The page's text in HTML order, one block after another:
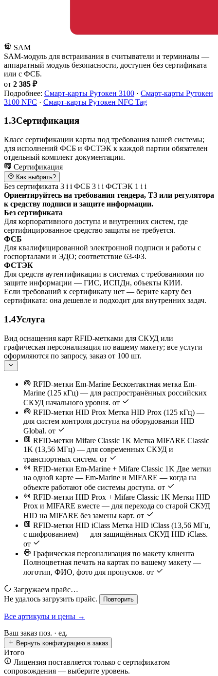
SAM
SAM-модуль для встраивания в считыватели и терминалы —
аппаратный модуль безопасности, доступен без сертификата
или с ФСБ.
от 2 385 ₽
Подробнее: Смарт-карты Рутокен 3100 · Смарт-карты Рутокен
3100 NFC · Смарт-карты Рутокен NFC Tag
1.3Сертификация
Класс сертификации карты под требования вашей системы;
для исполнений ФСБ и ФСТЭК к каждой партии обязателен
отдельный комплект документации.
Сертификация
Как выбрать?
Без сертификата 3 i i ФСБ 3 i i ФСТЭК 1 i i
Ориентируйтесь на требования тендера, ТЗ или регулятора
к средству подписи и защите информации.
Без сертификата
Для корпоративного доступа и внутренних систем, где
сертифицированное средство защиты не требуется.
ФСБ
Для квалифицированной электронной подписи и работы с
госпорталами и ЭДО; соответствие 63-ФЗ.
ФСТЭК
Для средств аутентификации в системах с требованиями по
защите информации — ГИС, ИСПДн, объекты КИИ.
Если требований к сертификату нет — берите карту без
сертификата: она дешевле и подходит для внутренних задач.
1.4Услуга
Вид оснащения карт RFID-метками для СКУД или
графическая персонализация по вашему макету; все услуги
оформляются по запросу, заказ от 100 шт.
RFID-метки Em-Marine Бесконтактная метка Em-
Marine (125 кГц) — для распространённых российских
СКУД начального уровня. от
RFID-метки HID Prox Метка HID Prox (125 кГц) —
для систем контроля доступа на оборудовании HID
Global. от
RFID-метки Mifare Classic 1K Метка MIFARE Classic
1K (13,56 МГц) — для современных СКУД и
транспортных систем. от
RFID-метки Em-Marine + Mifare Classic 1K Две метки
на одной карте — Em-Marine и MIFARE — когда на
объекте работают обе системы доступа. от
RFID-метки HID Prox + Mifare Classic 1K Метки HID
Prox и MIFARE вместе — для перехода со старой СКУД
HID на MIFARE без замены карт. от
RFID-метки HID iClass Метка HID iClass (13,56 МГц,
с шифрованием) — для защищённых СКУД HID iClass.
от
Графическая персонализация по макету клиента
Полноцветная печать на картах по вашему макету —
логотип, ФИО, фото для пропусков. от
Загружаем прайс…
Не удалось загрузить прайс.
Повторить
Все артикулы и цены →
Ваш заказ поз. · ед.
Вернуть конфигурацию в заказ
Итого
Лицензия поставляется только с сертификатом
сопровождения — выберите уровень.